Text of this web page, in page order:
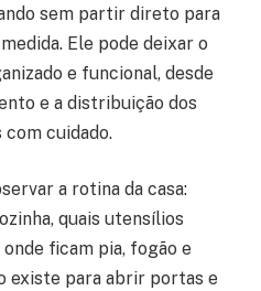
sem partir direto para
Ele pode deixar o
e funcional, desde
e a distribuição dos
com cuidado.
a rotina da casa:
quais utensílios
ficam pia, fogão e
existe para abrir portas e